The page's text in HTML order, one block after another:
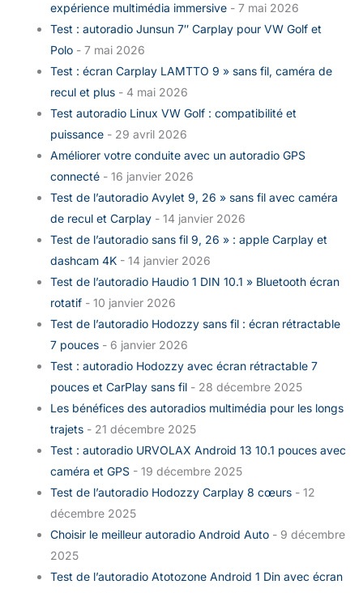
expérience multimédia immersive - 7 mai 2026
Test : autoradio Junsun 7″ Carplay pour VW Golf et
Polo - 7 mai 2026
Test : écran Carplay LAMTTO 9 » sans fil, caméra de
recul et plus - 4 mai 2026
Test autoradio Linux VW Golf : compatibilité et
puissance - 29 avril 2026
Améliorer votre conduite avec un autoradio GPS
connecté - 16 janvier 2026
Test de l’autoradio Avylet 9, 26 » sans fil avec caméra
de recul et Carplay - 14 janvier 2026
Test de l’autoradio sans fil 9, 26 » : apple Carplay et
dashcam 4K - 14 janvier 2026
Test de l’autoradio Haudio 1 DIN 10.1 » Bluetooth écran
rotatif - 10 janvier 2026
Test de l’autoradio Hodozzy sans fil : écran rétractable
7 pouces - 6 janvier 2026
Test : autoradio Hodozzy avec écran rétractable 7
pouces et CarPlay sans fil - 28 décembre 2025
Les bénéfices des autoradios multimédia pour les longs
trajets - 21 décembre 2025
Test : autoradio URVOLAX Android 13 10.1 pouces avec
caméra et GPS - 19 décembre 2025
Test de l’autoradio Hodozzy Carplay 8 cœurs - 12
décembre 2025
Choisir le meilleur autoradio Android Auto - 9 décembre
2025
Test de l’autoradio Atotozone Android 1 Din avec écran